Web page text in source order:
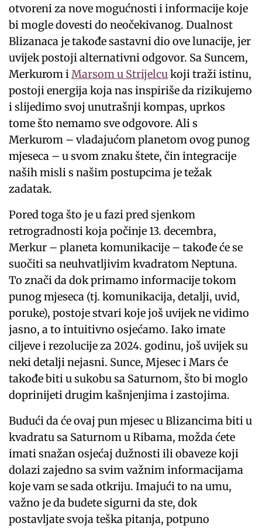
otvoreni za nove mogućnosti i informacije koje
bi mogle dovesti do neočekivanog. Dualnost
Blizanaca je takođe sastavni dio ove lunacije, jer
uvijek postoji alternativni odgovor. Sa Suncem,
Merkurom iMarsom u Strijelcukoji traži istinu,
postoji energija koja nas inspiriše da rizikujemo
i slijedimo svoj unutrašnji kompas, uprkos
tome što nemamo sve odgovore. Ali s
Merkurom – vladajućom planetom ovog punog
mjeseca – u svom znaku štete, čin integracije
naših misli s našim postupcima je težak
zadatak.
Pored toga što je u fazi pred sjenkom
retrogradnosti koja počinje 13. decembra,
Merkur – planeta komunikacije – takođe će se
suočiti sa neuhvatljivim kvadratom Neptuna.
To znači da dok primamo informacije tokom
punog mjeseca (tj. komunikacija, detalji, uvid,
poruke), postoje stvari koje još uvijek ne vidimo
jasno, a to intuitivno osjećamo. Iako imate
ciljeve i rezolucije za 2024. godinu, još uvijek su
neki detalji nejasni. Sunce, Mjesec i Mars će
takođe biti u sukobu sa Saturnom, što bi moglo
doprinijeti drugim kašnjenjima i zastojima.
Budući da će ovaj pun mjesec u Blizancima biti u
kvadratu sa Saturnom u Ribama, možda ćete
imati snažan osjećaj dužnosti ili obaveze koji
dolazi zajedno sa svim važnim informacijama
koje vam se sada otkriju. Imajući to na umu,
važno je da budete sigurni da ste, dok
postavljate svoja teška pitanja, potpuno